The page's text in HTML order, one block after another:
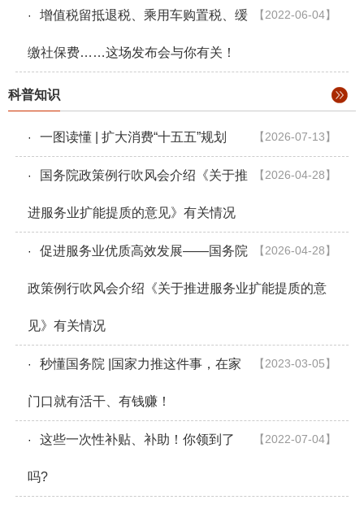
【2022-06-04】
· 增值税留抵退税、乘用车购置税、缓
缴社保费……这场发布会与你有关！
科普知识
【2026-07-13】
· 一图读懂 | 扩大消费“十五五”规划
【2026-04-28】
· 国务院政策例行吹风会介绍《关于推
进服务业扩能提质的意见》有关情况
【2026-04-28】
· 促进服务业优质高效发展——国务院
政策例行吹风会介绍《关于推进服务业扩能提质的意
见》有关情况
【2023-03-05】
· 秒懂国务院 |国家力推这件事，在家
门口就有活干、有钱赚！
【2022-07-04】
· 这些一次性补贴、补助！你领到了
吗?